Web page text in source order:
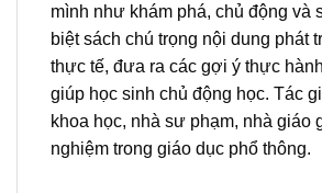
mình như khám phá, chủ động và
biệt sách chú trọng nội dung phát
thực tế, đưa ra các gợi ý thực
giúp học sinh chủ động học. Tác
khoa học, nhà sư phạm, nhà giáo
nghiệm trong giáo dục phổ thông.